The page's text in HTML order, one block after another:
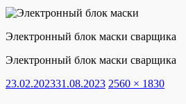
Электронный блок маски сварщика
Электронный блок маски сварщика
Опубликовано
23.02.202331.08.2023 Полный
2560 × 1830